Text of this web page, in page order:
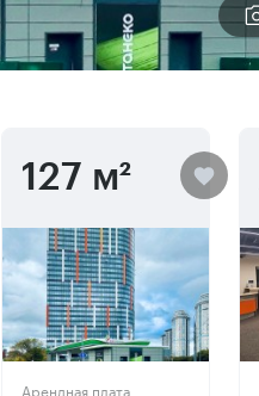
127 м²
Арендная плата